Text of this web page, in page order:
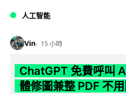
人工智能
Vin 15 小時
ChatGPT 免費呼叫
體修圖兼整 PDF 不